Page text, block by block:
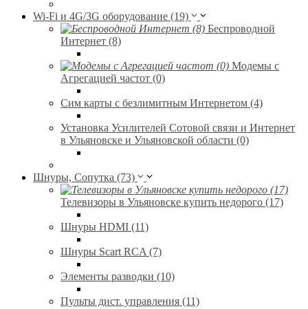
Wi-Fi и 4G/3G оборудование (19)
Беспроводной
Интернет (8)
Модемы с
Агрегацией частот (0)
Сим карты с безлимитным Интернетом (4)
Установка Усилителей Сотовой связи и Интернет
в Ульяновске и Ульяновской области (0)
Шнуры, Сопутка (73)
Телевизоры в Ульяновске купить недорого (17)
Шнуры HDMI (11)
Шнуры Scart RCA (7)
Элементы разводки (10)
Пульты дист. управления (11)